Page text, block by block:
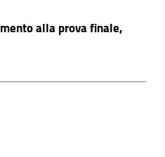
alla prova finale,